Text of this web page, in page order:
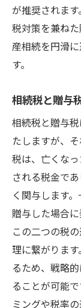
門真
む
価値
功に導く
信頼
プロ
専門
門真
方
プロ
する
専門
が推奨されま
税対策を兼ね
産相続を円滑
す。
相続税と贈与
相続税と贈与
たしますが、
税は、亡くな
される税金で
く関与します
贈与した場合
この二つの税
理に繋がりま
るため、戦略
ることが可能
ミングや税率